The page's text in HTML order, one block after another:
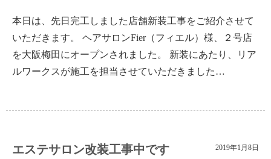
本日は、先日完工しました店舗新装工事をご紹介させて
いただきます。 ヘアサロンFier（フィエル）様、２号店
を大阪梅田にオープンされました。 新装にあたり、リア
ルワークスが施工を担当させていただきました…
エステサロン改装工事中です 2019年1月8日